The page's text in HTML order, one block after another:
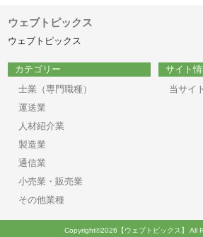
ウェブトピックス
ウェブトピックス
カテゴリー
士業（専門職種）
運送業
人材紹介業
製造業
通信業
小売業・販売業
その他業種
サイト
当サイ
Copyright©2026【ウェブトピックス】 All